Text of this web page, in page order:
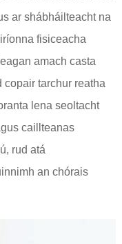
ar shábháilteacht na
fisiceacha
amach casta
copair tarchur reatha
lena seoltacht
caillteanas
rud atá
an chórais